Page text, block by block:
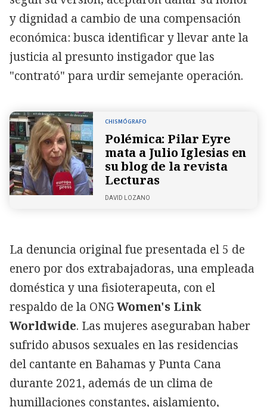
y dignidad a cambio de una compensación
económica: busca identificar y llevar ante la
justicia al presunto instigador que las
"contrató" para urdir semejante operación.
CHISMÓGRAFO
Polémica: Pilar Eyre
mata a Julio Iglesias en
su blog de la revista
Lecturas
DAVID LOZANO
La denuncia original fue presentada el 5 de
enero por dos extrabajadoras, una empleada
doméstica y una fisioterapeuta, con el
respaldo de la ONGWomen's Link
Worldwide. Las mujeres aseguraban haber
sufrido abusos sexuales en las residencias
del cantante en Bahamas y Punta Cana
durante 2021, además de un clima de
humillaciones constantes, aislamiento,